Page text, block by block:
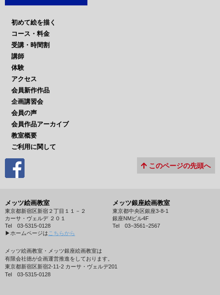
初めて絵を描く
コース・料金
受講・時間割
講師
体験
アクセス
会員新作作品
企画講習会
会員の声
会員作品アーカイブ
教室概要
ご利用に関して
このページの先頭へ
メッツ絵画教室
東京都新宿区新宿２丁目１１－２
カーサ・ヴェルデ ２０１
Tel 03-5315-0128
▶︎ホームページは こちらから
メッツ銀座絵画教室
東京都中央区銀座3-8-1
銀座NMビル4F
Tel 03−3561−2567
メッツ絵画教室・メッツ銀座絵画教室は
有限会社徳が企画運営推進をしております。
東京都新宿区新宿2-11-2 カーサ・ヴェルデ201
Tel 03-5315-0128